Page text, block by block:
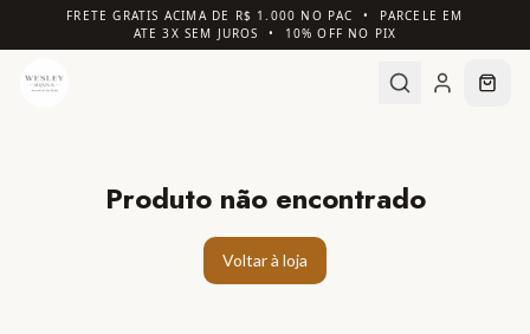
FRETE GRATIS ACIMA DE R$ 1.000 NO PAC • PARCELE EM
ATE 3X SEM JUROS • 10% OFF NO PIX
Produto não encontrado
Voltar à loja